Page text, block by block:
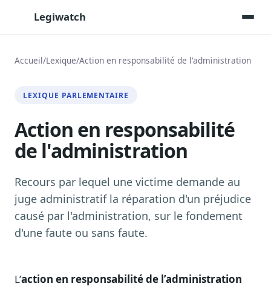
Legiwatch
Posez vos questions, réponses sourcées
Transcriptions IA
Toutes les séances AN/Sénat transcrites
Synthèses IA
Veille des matinales radio
9 interviews politiques, analysées avant 10 h
Alertes personnalisées
Notes, briefings, tableaux de bord
Accueil/Lexique/Action en responsabilité de l'administration
LEXIQUE PARLEMENTAIRE
Action en responsabilité
de l'administration
Recours par lequel une victime demande au
juge administratif la réparation d'un préjudice
causé par l'administration, sur le fondement
d'une faute ou sans faute.
L’action en responsabilité de l’administration